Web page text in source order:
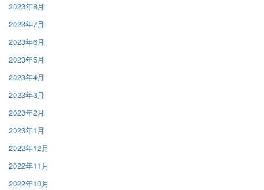
2023年8月
2023年7月
2023年6月
2023年5月
2023年4月
2023年3月
2023年2月
2023年1月
2022年12月
2022年11月
2022年10月